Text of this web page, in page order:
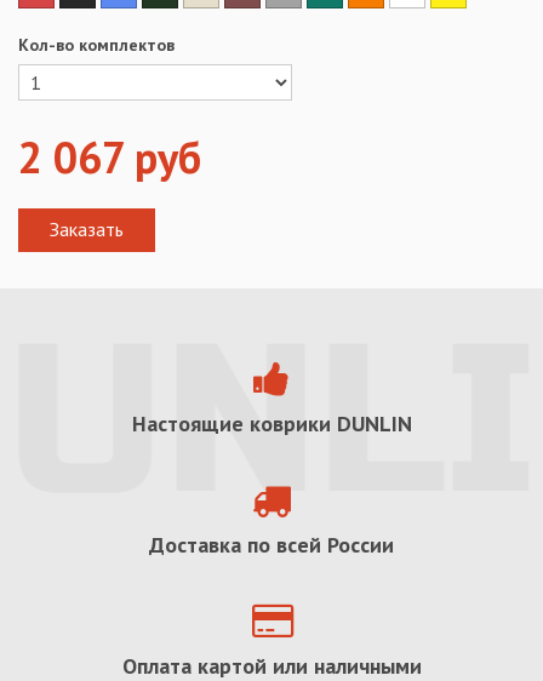
Кол-во комплектов
2 067 руб
Настоящие коврики DUNLIN
Доставка по всей России
Оплата картой или наличными